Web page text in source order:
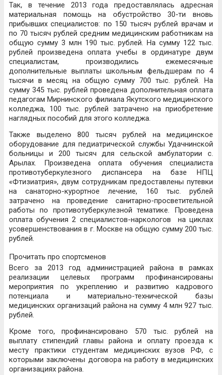
Так, в течение 2013 года предоставлялась адресная
материальная помощь на обустройство 30-ти вновь
прибывших специалистов: по 150 тысяч рублей врачам и
по 70 тысяч рублей средним медицинским работникам на
общую сумму 3 млн 190 тыс. рублей. На сумму 122 тыс.
рублей произведена оплата учебы в ординатуре двум
специалистам, производились ежемесячные
дополнительные выплаты школьным фельдшерам по 4
тысячи в месяц на общую сумму 700 тыс. рублей. На
сумму 345 тыс. рублей проведена дополнительная оплата
педагогам Мирнинского филиала Якутского медицинского
колледжа, 100 тыс. рублей затрачено на приобретение
наглядных пособий для этого колледжа.
Также выделено 800 тысяч рублей на медицинское
оборудование для педиатрической службы Удачнинской
больницы и 200 тысяч для сельской амбулатории с.
Арылах. Произведена оплата обучения специалиста
противотуберкулезного диспансера на базе НПЦ
«Фтизиатрия», двум сотрудникам предоставлены путевки
на санаторно-курортное лечение, 160 тыс. рублей
затрачено на проведение санитарно-просветительной
работы по противотуберкулезной тематике. Проведена
оплата обучения 2 специалистов-наркологов на циклах
усовершенствования в г. Москве на общую сумму 200 тыс.
рублей.
Прочитать про спортсменов
Всего за 2013 год администрацией района в рамках
реализации целевых программ профинансированы
мероприятия по укреплению и развитию кадрового
потенциала и материально-технической базы
медицинских организаций района на сумму 4 млн 927 тыс.
рублей.
Кроме того, профинансировано 570 тыс. рублей на
выплату стипендий главы района и оплату проезда к
месту практики студентам медицинских вузов РФ, с
которыми заключены договора на работу в медицинских
организациях района.